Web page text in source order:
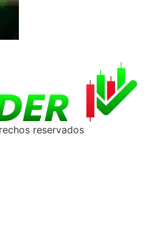
reservados